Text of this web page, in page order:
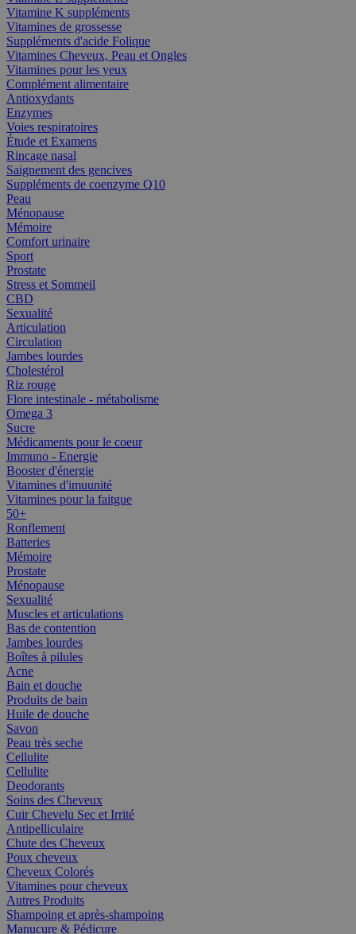
Vitamine K suppléments
Vitamines de grossesse
Suppléments d'acide Folique
Vitamines Cheveux, Peau et Ongles
Vitamines pour les yeux
Complément alimentaire
Antioxydants
Enzymes
Voies respiratoires
Étude et Examens
Rincage nasal
Saignement des gencives
Suppléments de coenzyme Q10
Peau
Ménopause
Mémoire
Comfort urinaire
Sport
Prostate
Stress et Sommeil
CBD
Sexualité
Articulation
Circulation
Jambes lourdes
Cholestérol
Riz rouge
Flore intestinale - métabolisme
Omega 3
Sucre
Médicaments pour le coeur
Immuno - Energie
Booster d'énergie
Vitamines d'imuunité
Vitamines pour la faitgue
50+
Ronflement
Batteries
Mémoire
Prostate
Ménopause
Sexualité
Muscles et articulations
Bas de contention
Jambes lourdes
Boîtes à pilules
Acne
Bain et douche
Produits de bain
Huile de douche
Savon
Peau très seche
Cellulite
Cellulite
Deodorants
Soins des Cheveux
Cuir Chevelu Sec et Irrité
Antipelliculaire
Chute des Cheveux
Poux cheveux
Cheveux Colorés
Vitamines pour cheveux
Autres Produits
Shampoing et après-shampoing
Manucure & Pédicure